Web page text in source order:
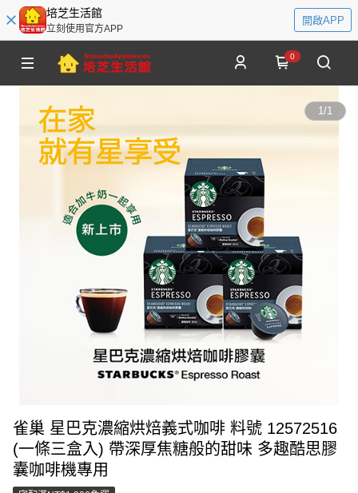
培芝生活館
立刻使用官方APP
開啟APP
0
1/1
雀巢 星巴克濃縮烘焙義式咖啡 料號 12572516
(一條三盒入) 帶深厚焦糖般的甜味 多趣酷思膠
囊咖啡機專用